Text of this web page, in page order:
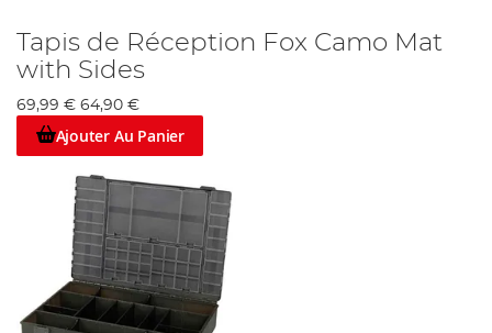
Tapis de Réception Fox Camo Mat
with Sides
69,99 € 64,90 €
Ajouter Au Panier